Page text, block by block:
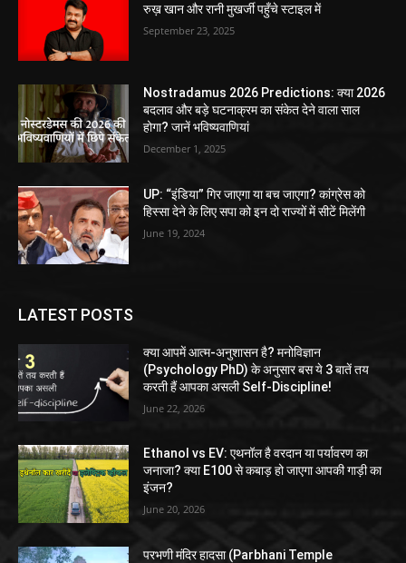
रुख़ खान और रानी मुखर्जी पहुँचे स्टाइल में
September 23, 2025
Nostradamus 2026 Predictions: क्या 2026
बदलाव और बड़े घटनाक्रम का संकेत देने वाला साल
होगा? जानें भविष्यवाणियां
December 1, 2025
UP: “इंडिया” गिर जाएगा या बच जाएगा? कांग्रेस को
हिस्सा देने के लिए सपा को इन दो राज्यों में सीटें मिलेंगी
June 19, 2024
LATEST POSTS
क्या आपमें आत्म-अनुशासन है? मनोविज्ञान
(Psychology PhD) के अनुसार बस ये 3 बातें तय
करती हैं आपका असली Self-Discipline!
June 22, 2026
Ethanol vs EV: एथनॉल है वरदान या पर्यावरण का
जनाजा? क्या E100 से कबाड़ हो जाएगा आपकी गाड़ी का
इंजन?
June 20, 2026
परभणी मंदिर हादसा (Parbhani Temple